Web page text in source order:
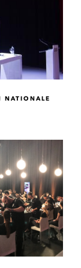
NATIONALE